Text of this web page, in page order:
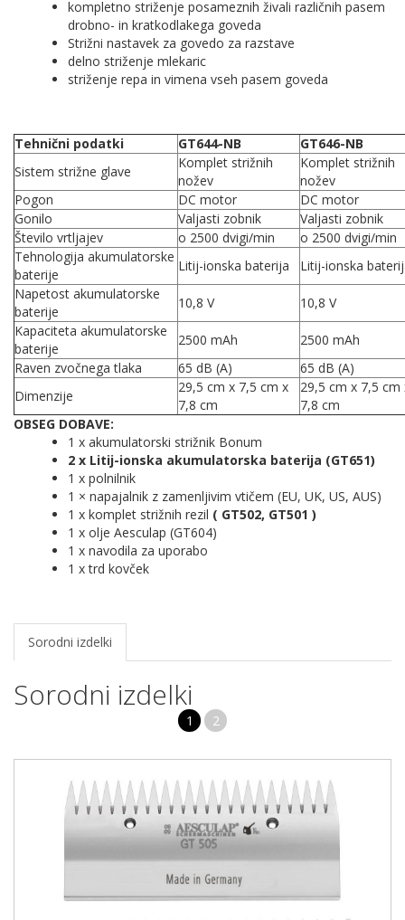
kompletno striženje posameznih živali različnih pasem
drobno- in kratkodlakega goveda
Strižni nastavek za govedo za razstave
delno striženje mlekaric
striženje repa in vimena vseh pasem goveda
Tehnični podatki GT644-NB
GT646-NB
Sistem strižne glave
Komplet strižnih
nožev
Komplet strižnih
nožev
Pogon
DC motor
DC motor
Gonilo
Valjasti zobnik
Valjasti zobnik
Število vrtljajev
o 2500 dvigi/min
o 2500 dvigi/min
Tehnologija akumulatorske
baterije
Litij-ionska baterija
Litij-ionska
Napetost akumulatorske
baterije
10,8 V
10,8 V
Kapaciteta akumulatorske
baterije
2500 mAh
2500 mAh
Raven zvočnega tlaka
65 dB (A)
65 dB (A)
Dimenzije
29,5 cm x 7,5 cm x
7,8 cm
29,5 cm x 7,5 cm
7,8 cm
OBSEG DOBAVE:
1 x akumulatorski strižnik Bonum
2 x Litij-ionska akumulatorska baterija (GT651)
1 x polnilnik
1 × napajalnik z zamenljivim vtičem (EU, UK, US, AUS)
1 x komplet strižnih rezil ( GT502, GT501 )
1 x olje Aesculap (GT604)
1 x navodila za uporabo
1 x trd kovček
Sorodni izdelki
Sorodni izdelki
1 2